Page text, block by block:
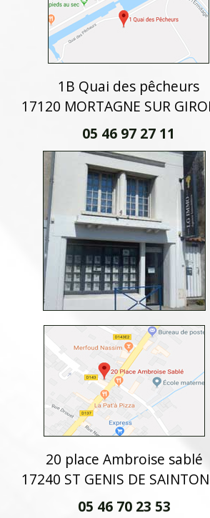
1B Quai des pêcheurs
17120 MORTAGNE SUR
05 46 97 27 11
20 place Ambroise sablé
17240 ST GENIS DE
05 46 70 23 53